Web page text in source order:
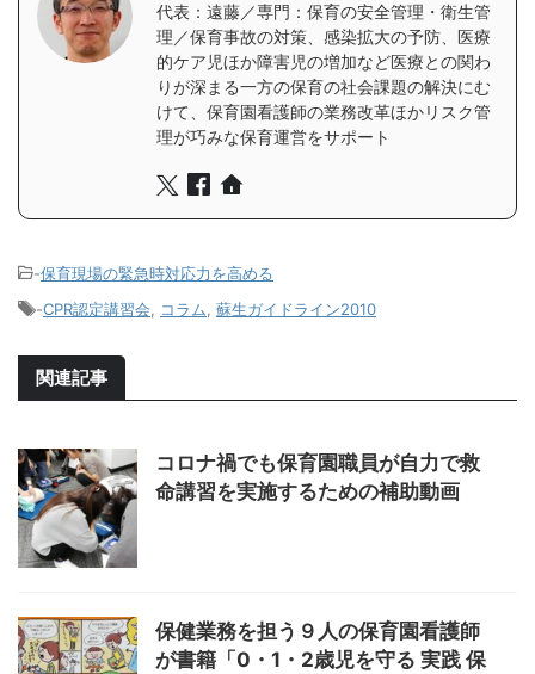
代表：遠藤／専門：保育の安全管理・衛生管
理／保育事故の対策、感染拡大の予防、医療
的ケア児ほか障害児の増加など医療との関わ
りが深まる一方の保育の社会課題の解決にむ
けて、保育園看護師の業務改革ほかリスク管
理が巧みな保育運営をサポート
-保育現場の緊急時対応力を高める
-CPR認定講習会 コラム 蘇生ガイドライン2010
関連記事
コロナ禍でも保育園職員が自力で救
命講習を実施するための補助動画
保健業務を担う９人の保育園看護師
が書籍「0・1・2歳児を守る 実践 保